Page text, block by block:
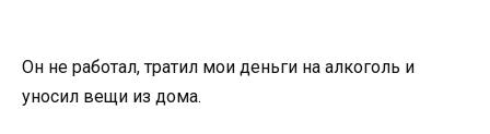
Он не работал, тратил мои деньги на алкоголь и
уносил вещи из дома.